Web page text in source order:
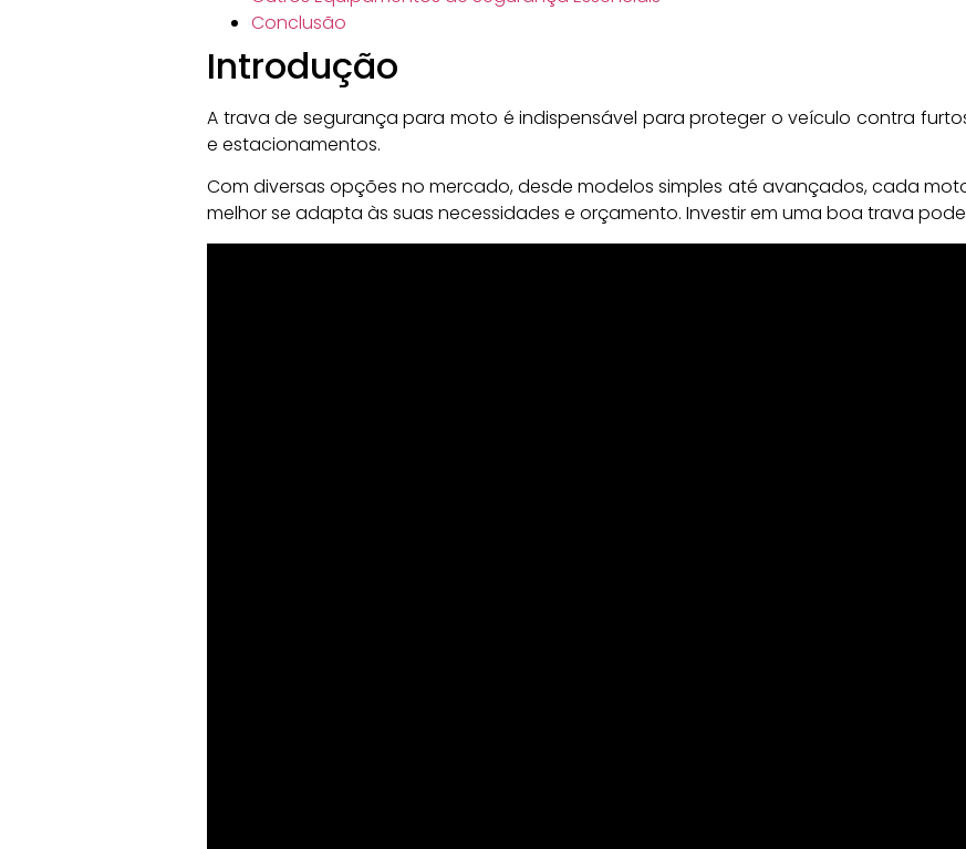
Conclusão
Introdução
A trava de segurança para moto é indispensável para proteger o veículo contra
e estacionamentos.
Com diversas opções no mercado, desde modelos simples até avançados, cada
melhor se adapta às suas necessidades e orçamento. Investir em uma boa trava